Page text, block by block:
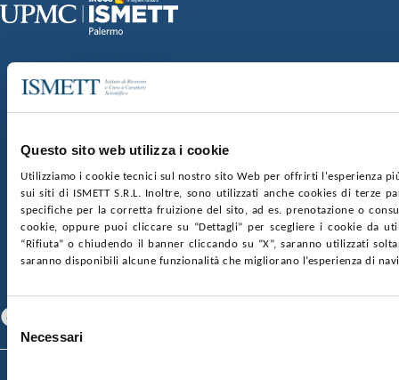
Questo sito web utilizza i cookie
Utilizziamo i cookie tecnici sul nostro sito Web per offrirti l'esperienza
sui siti di ISMETT S.R.L. Inoltre, sono utilizzati anche cookies di terze
specifiche per la corretta fruizione del sito, ad es. prenotazione o
cookie, oppure puoi cliccare su “Dettagli” per scegliere i cookie da
“Rifiuta” o chiudendo il banner cliccando su “X”, saranno utilizzati
saranno disponibili alcune funzionalità che migliorano l’esperienza di
Selezione
delNecessari
Via Discesa dei Giudici 4 90133 Palermo
nr. REA PA-201818 P.I. 04544550827
SOCIETÀ TRASPARENTE WHISTLEBLOWING
GARE E CONTRATTIPRIVACYCOOKIE POLICY
SOSTIENICIMAPPA DEL SITOACCESSIBILITÀ
CONTATTI